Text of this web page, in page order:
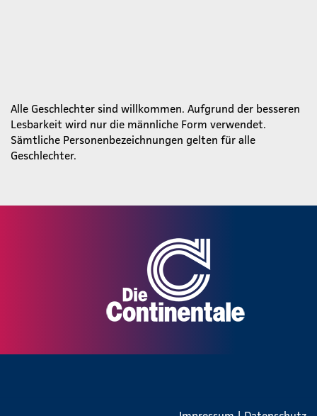
Alle Geschlechter sind willkommen. Aufgrund der besseren
Lesbarkeit wird nur die männliche Form verwendet.
Sämtliche Personenbezeichnungen gelten für alle
Geschlechter.